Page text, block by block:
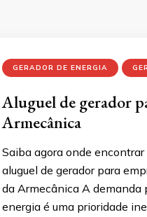
GERADOR DE ENERGIA
Aluguel de gerador
Armecânica
Saiba agora onde
aluguel de gerador para
da Armecânica A
energia é uma prioridade